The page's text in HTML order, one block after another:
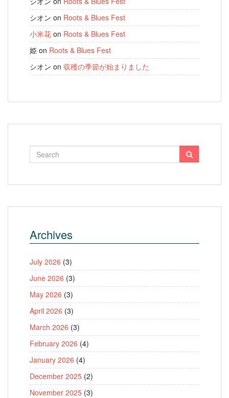
シオン on Roots & Blues Fest
小米花 on Roots & Blues Fest
姫 on Roots & Blues Fest
シオン on 収穫の季節が始まりました
Archives
July 2026 (3)
June 2026 (3)
May 2026 (3)
April 2026 (3)
March 2026 (3)
February 2026 (4)
January 2026 (4)
December 2025 (2)
November 2025 (3)